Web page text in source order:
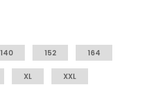
140 152 164
XL XXL